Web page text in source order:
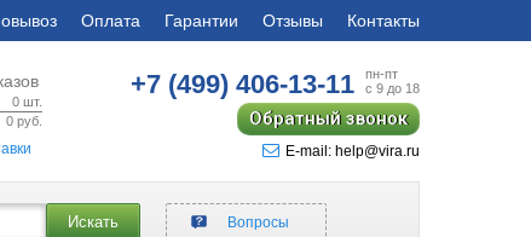
Оплата Гарантии Отзывы Контакты
0 шт.
0 руб.
+7 (499)406-13-11
пн-пт
с 9 до 18
Обратный звонок
E-mail: help@vira.ru
Искать Вопросы